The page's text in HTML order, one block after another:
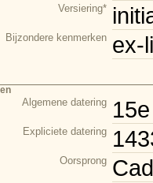
Versiering*
Bijzondere kenmerken ex-
Algemene datering
Expliciete datering
Oorsprong